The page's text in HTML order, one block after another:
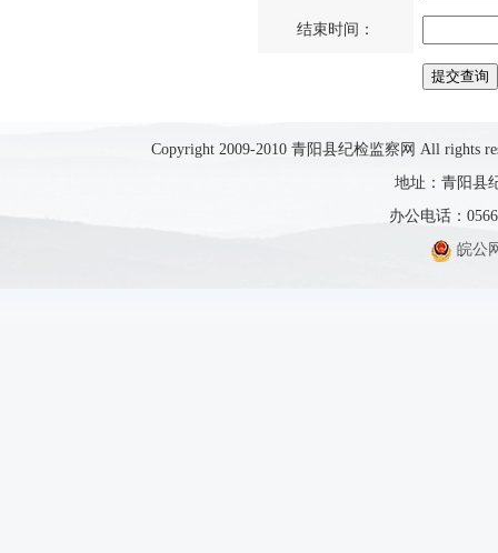
结束时间：
Copyright 2009-2010 青阳县纪检监察网 All rights
地址：青阳县
办公电话：
皖公